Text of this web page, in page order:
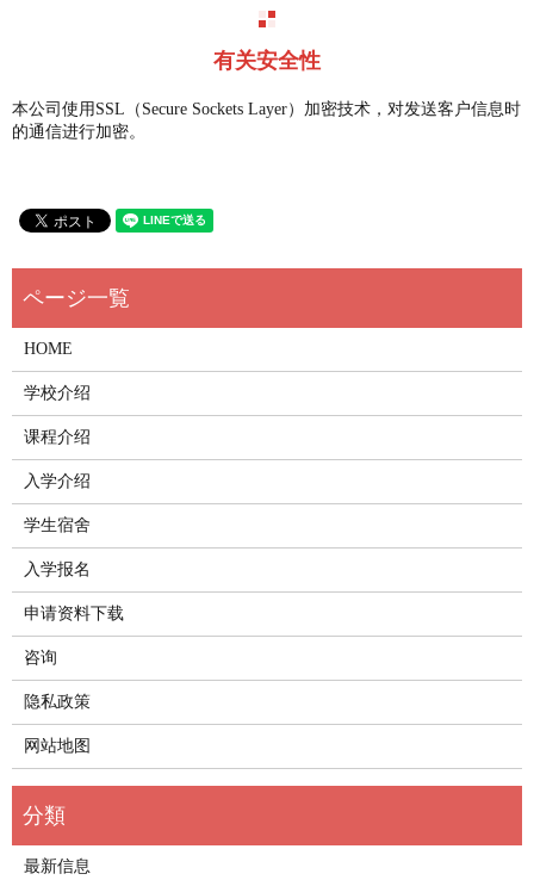
有关安全性
本公司使用SSL（Secure Sockets Layer）加密技术，对发送客户信息时
的通信进行加密。
HOME
学校介绍
课程介绍
入学介绍
学生宿舍
入学报名
申请资料下载
咨询
隐私政策
网站地图
最新信息